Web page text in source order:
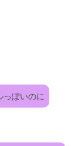
っぽいのに